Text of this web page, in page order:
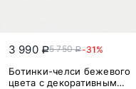
3 990 a5 750a-31%
Ботинки-челси бежевого
цвета с декоративным